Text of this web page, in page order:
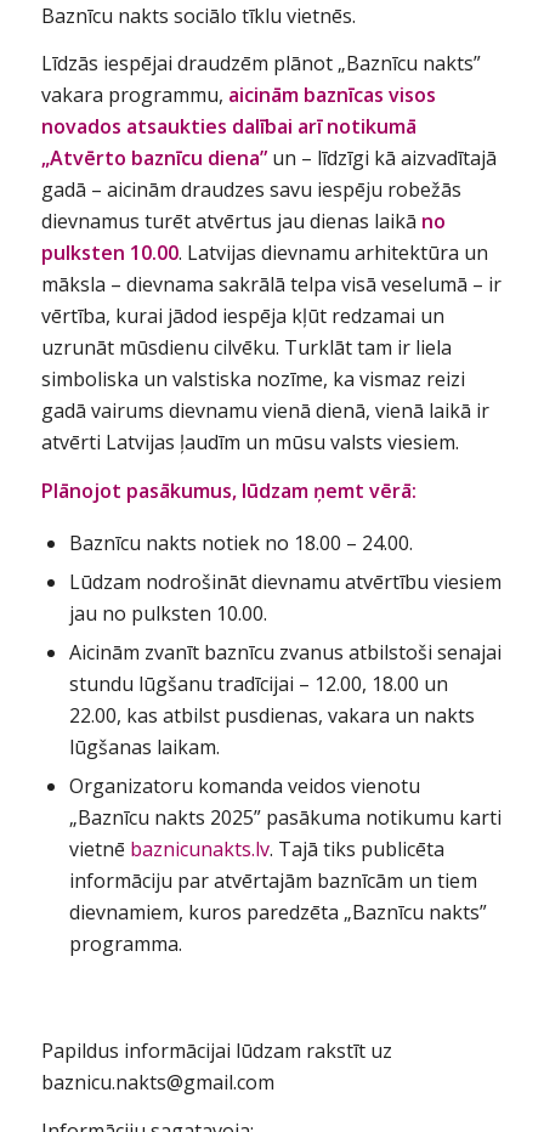
Baznīcu nakts sociālo tīklu vietnēs.
Līdzās iespējai draudzēm plānot „Baznīcu nakts”
vakara programmu, aicinām baznīcas visos
novados atsaukties dalībai arī notikumā
„Atvērto baznīcu diena”un – līdzīgi kā aizvadītajā
gadā – aicinām draudzes savu iespēju robežās
dievnamus turēt atvērtus jau dienas laikā no
pulksten 10.00. Latvijas dievnamu arhitektūra un
māksla – dievnama sakrālā telpa visā veselumā – ir
vērtība, kurai jādod iespēja kļūt redzamai un
uzrunāt mūsdienu cilvēku. Turklāt tam ir liela
simboliska un valstiska nozīme, ka vismaz reizi
gadā vairums dievnamu vienā dienā, vienā laikā ir
atvērti Latvijas ļaudīm un mūsu valsts viesiem.
Plānojot pasākumus, lūdzam ņemt vērā:
Baznīcu nakts notiek no 18.00 – 24.00.
Lūdzam nodrošināt dievnamu atvērtību viesiem
jau no pulksten 10.00.
Aicinām zvanīt baznīcu zvanus atbilstoši senajai
stundu lūgšanu tradīcijai – 12.00, 18.00 un
22.00, kas atbilst pusdienas, vakara un nakts
lūgšanas laikam.
Organizatoru komanda veidos vienotu
„Baznīcu nakts 2025” pasākuma notikumu karti
vietnē baznicunakts.lv. Tajā tiks publicēta
informāciju par atvērtajām baznīcām un tiem
dievnamiem, kuros paredzēta „Baznīcu nakts”
programma.
Papildus informācijai lūdzam rakstīt uz
baznicu.nakts@gmail.com